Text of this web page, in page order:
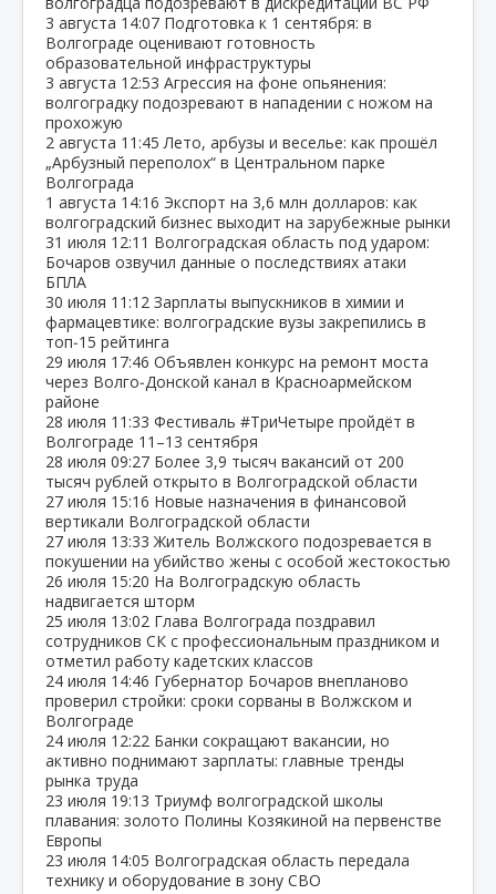
3 августа 14:07 Подготовка к 1 сентября: в
Волгограде оценивают готовность
образовательной инфраструктуры
3 августа 12:53 Агрессия на фоне опьянения:
волгоградку подозревают в нападении с ножом на
прохожую
2 августа 11:45 Лето, арбузы и веселье: как прошёл
„Арбузный переполох“ в Центральном парке
Волгограда
1 августа 14:16 Экспорт на 3,6 млн долларов: как
волгоградский бизнес выходит на зарубежные рынки
31 июля 12:11 Волгоградская область под ударом:
Бочаров озвучил данные о последствиях атаки
БПЛА
30 июля 11:12 Зарплаты выпускников в химии и
фармацевтике: волгоградские вузы закрепились в
топ‑15 рейтинга
29 июля 17:46 Объявлен конкурс на ремонт моста
через Волго‑Донской канал в Красноармейском
районе
28 июля 11:33 Фестиваль #ТриЧетыре пройдёт в
Волгограде 11–13 сентября
28 июля 09:27 Более 3,9 тысяч вакансий от 200
тысяч рублей открыто в Волгоградской области
27 июля 15:16 Новые назначения в финансовой
вертикали Волгоградской области
27 июля 13:33 Житель Волжского подозревается в
покушении на убийство жены с особой жестокостью
26 июля 15:20 На Волгоградскую область
надвигается шторм
25 июля 13:02 Глава Волгограда поздравил
сотрудников СК с профессиональным праздником и
отметил работу кадетских классов
24 июля 14:46 Губернатор Бочаров внепланово
проверил стройки: сроки сорваны в Волжском и
Волгограде
24 июля 12:22 Банки сокращают вакансии, но
активно поднимают зарплаты: главные тренды
рынка труда
23 июля 19:13 Триумф волгоградской школы
плавания: золото Полины Козякиной на первенстве
Европы
23 июля 14:05 Волгоградская область передала
технику и оборудование в зону СВО